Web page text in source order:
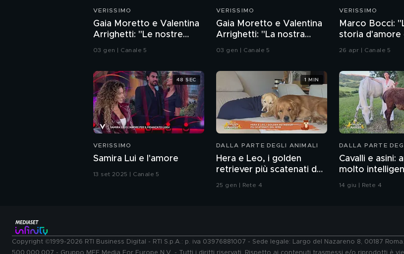
VERISSIMO
Gaia Moretto e Valentina
Arrighetti: "Le nostre
promesse"
03 gen | Canale 5
VERISSIMO
Gaia Moretto e Valentina
Arrighetti: "La nostra
vittoria più grande"
03 gen | Canale 5
VERISSIMO
Marco Bocci:
storia d'amore
Chiatti"
26 apr | Canale 5
VERISSIMO
Samira Lui e l'amore
13 set 2025 | Canale 5
48 SEC
DALLA PARTE DEGLI ANIMALI
Hera e Leo, i golden
retriever più scatenati del
25 gen | Rete 4
1 MIN
DALLA PARTE
Cavalli e asini:
molto
sensibili
14 giu | Rete 4
Copyright ©1999-2026 RTI Business Digital - RTI S.p.A.: p. iva 03976881007 - Sede legale: Largo del Nazareno 8, 00187